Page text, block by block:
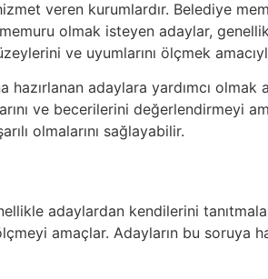
veren kurumlardır. Belediye
olmak isteyen adaylar,
ve uyumlarını ölçmek
adaylara yardımcı olmak
ve becerilerini değerlendirmeyi
olmalarını sağlayabilir.
adaylardan kendilerini
amaçlar. Adayların bu soruya